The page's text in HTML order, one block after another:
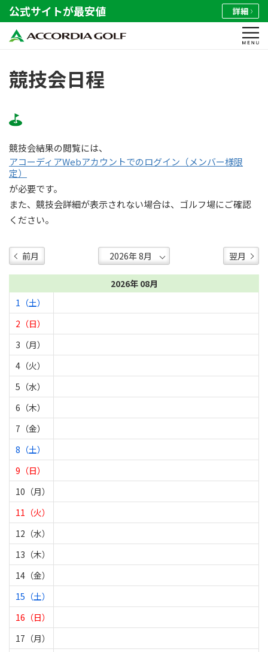
公式サイトが最安値 詳細
競技会日程
競技会結果の閲覧には、
アコーディアWebアカウントでのログイン（メンバー様限
定）
が必要です。
また、競技会詳細が表示されない場合は、ゴルフ場にご確認
ください。
前月 翌月
2026年 08月
1（土）
2（日）
3（月）
4（火）
5（水）
6（木）
7（金）
8（土）
9（日）
10（月）
11（火）
12（水）
13（木）
14（金）
15（土）
16（日）
17（月）